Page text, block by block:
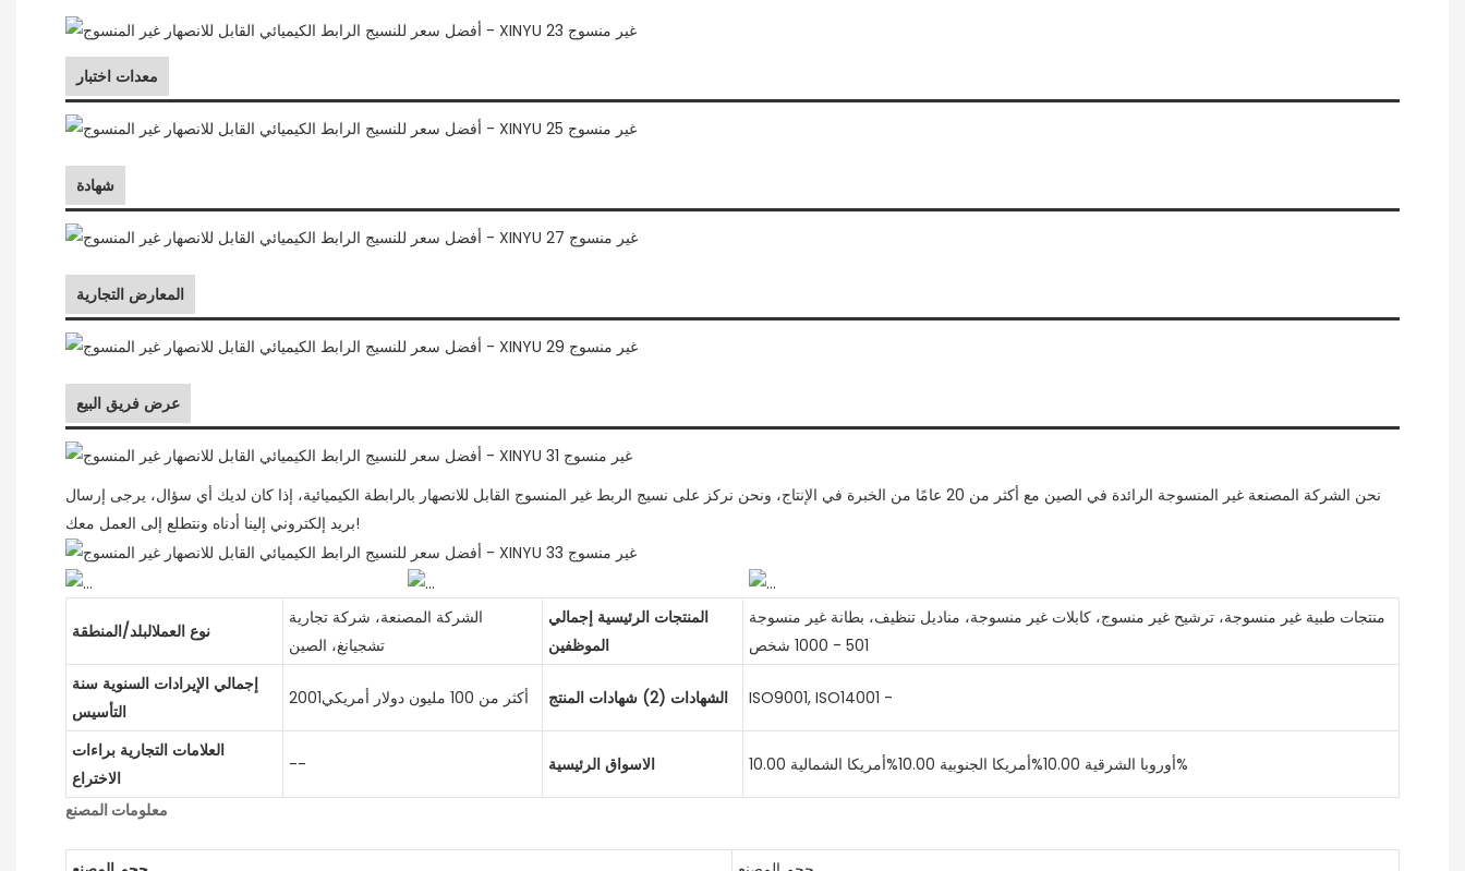
معدات اختبار
شهادة
المعارض التجارية
عرض فريق البيع
نحن الشركة المصنعة غير المنسوجة الرائدة في الصين مع أكثر من 20 عامًا من الخبرة في الإنتاج، ونحن نركز على نسيج الربط غير المنسوج القابل للانصهار بالرابطة الكيميائية، إذا كان لديك أي سؤال، يرجى إرسال
بريد إلكتروني إلينا أدناه ونتطلع إلى العمل معك!
نوع العملالبلد/المنطقة
الشركة المصنعة، شركة تجارية
تشجيانغ، الصين
المنتجات الرئيسية إجمالي
الموظفين
منتجات طبية غير منسوجة، ترشيح غير منسوج، كابلات غير منسوجة، مناديل تنظيف، بطانة غير منسوجة
501 - 1000 شخص
إجمالي الإيرادات السنوية سنة
التأسيس
أكثر من 100 مليون دولار أمريكي2001 الشهادات (2) شهادات المنتج ISO9001, ISO14001 -
العلامات التجارية براءات
الاختراع
-- الاسواق الرئيسية أوروبا الشرقية 10.00%أمريكا الجنوبية 10.00%أمريكا الشمالية 10.00%
معلومات المصنع